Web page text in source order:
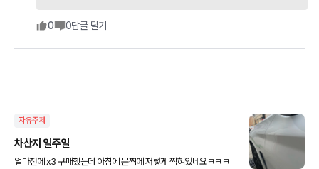
0 0답글 달기
자유주제
차산지 일주일
얼마전에 x3 구매했는데 아침에 문짝에 저렇게 찍혀있네요ㅋㅋㅋ